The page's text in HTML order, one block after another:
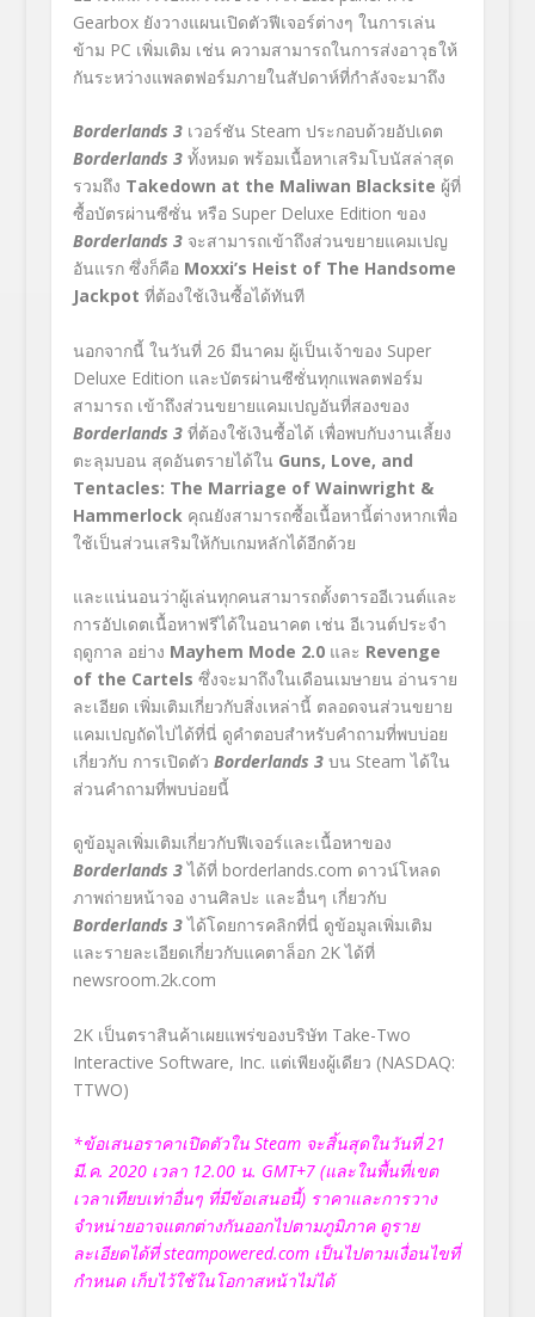
Gearbox ยังวางแผนเปิดตัวฟีเจอร์ต่างๆ ในการเล่น
ข้าม PC เพิ่มเติม เช่น ความสามารถในการส่งอาวุธให้
กันระหว่างแพลตฟอร์มภายในสัปดาห์ที่กำลังจะมาถึง
Borderlands 3 เวอร์ชัน Steam ประกอบด้วยอัปเดต
Borderlands 3ทั้งหมด พร้อมเนื้อหาเสริมโบนัสล่าสุด
รวมถึง Takedown at the Maliwan Blacksite ผู้ที่
ซื้อบัตรผ่านซีซั่น หรือ Super Deluxe Edition ของ
Borderlands 3จะสามารถเข้าถึงส่วนขยายแคมเปญ
อันแรก ซึ่งก็คือ Moxxi’s Heist of The Handsome
Jackpot ที่ต้องใช้เงินซื้อได้ทันที
นอกจากนี้ ในวันที่ 26 มีนาคม ผู้เป็นเจ้าของ Super
Deluxe Edition และบัตรผ่านซีซั่นทุกแพลตฟอร์ม
สามารถ เข้าถึงส่วนขยายแคมเปญอันที่สองของ
Borderlands 3 ที่ต้องใช้เงินซื้อได้ เพื่อพบกับงานเลี้ยง
ตะลุมบอน สุดอันตรายได้ใน Guns, Love, and
Tentacles: The Marriage of Wainwright &
Hammerlock คุณยังสามารถซื้อเนื้อหานี้ต่างหากเพื่อ
ใช้เป็นส่วนเสริมให้กับเกมหลักได้อีกด้วย
และแน่นอนว่าผู้เล่นทุกคนสามารถตั้งตารออีเวนต์และ
การอัปเดตเนื้อหาฟรีได้ในอนาคต เช่น อีเวนต์ประจำ
ฤดูกาล อย่าง Mayhem Mode 2.0 และ Revenge
of the Cartels ซึ่งจะมาถึงในเดือนเมษายน อ่านราย
ละเอียด เพิ่มเติมเกี่ยวกับสิ่งเหล่านี้ ตลอดจนส่วนขยาย
แคมเปญถัดไปได้ที่นี่ ดูคำตอบสำหรับคำถามที่พบบ่อย
เกี่ยวกับ การเปิดตัว Borderlands 3 บน Steam ได้ใน
ส่วนคำถามที่พบบ่อยนี้
ดูข้อมูลเพิ่มเติมเกี่ยวกับฟีเจอร์และเนื้อหาของ
Borderlands 3 ได้ที่ borderlands.com ดาวน์โหลด
ภาพถ่ายหน้าจอ งานศิลปะ และอื่นๆ เกี่ยวกับ
Borderlands 3ได้โดยการคลิกที่นี่ ดูข้อมูลเพิ่มเติม
และรายละเอียดเกี่ยวกับแคตาล็อก 2Kได้ที่
newsroom.2k.com
2K เป็นตราสินค้าเผยแพร่ของบริษัท Take-Two
Interactive Software, Inc. แต่เพียงผู้เดียว (NASDAQ:
TTWO)
*ข้อเสนอราคาเปิดตัวใน Steam จะสิ้นสุดในวันที่ 21
มี.ค. 2020 เวลา 12.00 น. GMT+7 (และในพื้นที่เขต
เวลาเทียบเท่าอื่นๆ ที่มีข้อเสนอนี้) ราคาและการวาง
จำหน่ายอาจแตกต่างกันออกไปตามภูมิภาค ดูราย
ละเอียดได้ที่steampowered.com เป็นไปตามเงื่อนไขที่
กำหนด เก็บไว้ใช้ในโอกาสหน้าไม่ได้